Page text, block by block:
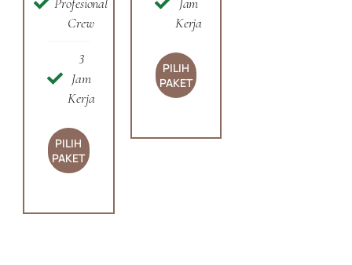
Crew
3
Jam
Kerja
PILIH
PAKET
Kerja
PILIH
PAKET